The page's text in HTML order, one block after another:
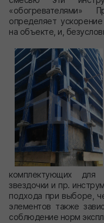
«обогревателями»
определяет
на объекте, и,
комплектующих для
звездочки и пр.
подхода при выборе,
элементов также
соблюдение норм